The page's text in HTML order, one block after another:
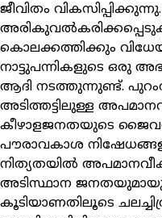
ജീവിതം
കൊലക്കത്തിക്കും
നാട്ടുപന്നികളുടെ ഒരു
ആദി നടത്തുന്നുണ്ട്.
അടിത്തട്ടിലുള്ള
കീഴാളജനതയുടെ
പൗരാവകാശ
നിത്യതയില്‍
അടിസ്ഥാന
കൂടിയാണതിലൂടെ